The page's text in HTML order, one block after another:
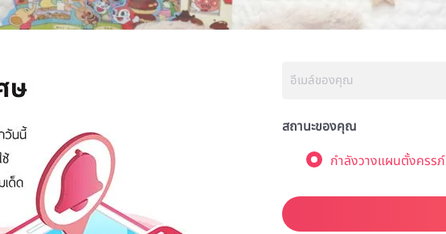
สถานะของคุณ
กำลังวางแผนตั้งครรภ์